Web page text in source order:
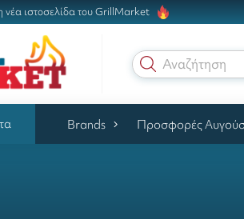
ιστοσελίδα του GrillMarket
Αναζήτηση για
Brands Προσφορές